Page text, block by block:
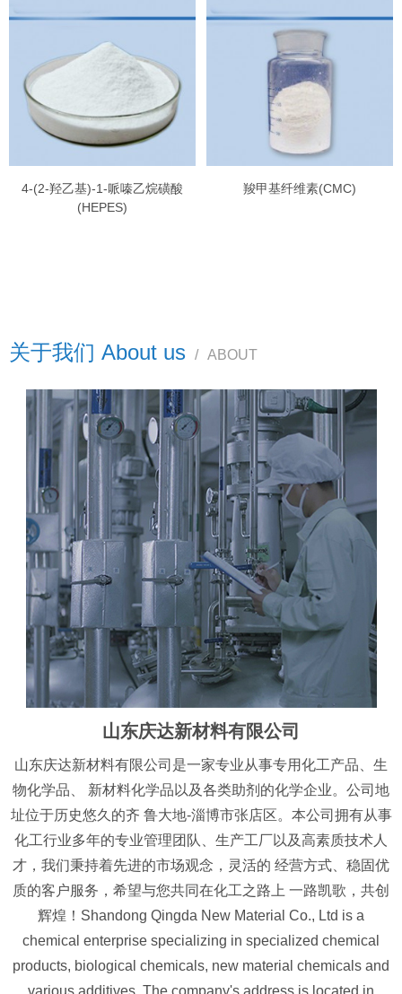
4-(2-羟乙基)-1-哌嗪乙烷磺酸
(HEPES)
羧甲基纤维素(CMC)
关于我们 About us / ABOUT
山东庆达新材料有限公司
山东庆达新材料有限公司是一家专业从事专用化工产品、生
物化学品、 新材料化学品以及各类助剂的化学企业。公司地
址位于历史悠久的齐 鲁大地-淄博市张店区。本公司拥有从事
化工行业多年的专业管理团队、生产工厂以及高素质技术人
才，我们秉持着先进的市场观念，灵活的 经营方式、稳固优
质的客户服务，希望与您共同在化工之路上 一路凯歌，共创
辉煌！Shandong Qingda New Material Co., Ltd is a
chemical enterprise specializing in specialized chemical
products, biological chemicals, new material chemicals and